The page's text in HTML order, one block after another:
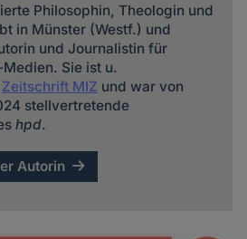
Philosophin, Theologin und
in Münster (Westf.) und
und Journalistin für
Sie ist u.
Zeitschrift MIZ und war von
stellvertretende
hpd.
Autorin